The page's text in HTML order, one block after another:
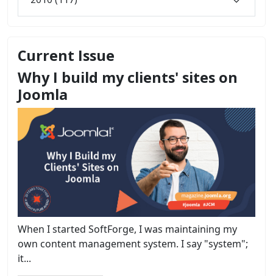
Current Issue
Why I build my clients' sites on
Joomla
When I started SoftForge, I was maintaining my
own content management system. I say "system";
it...